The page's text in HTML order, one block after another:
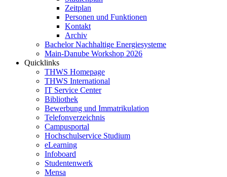
Zeitplan
Personen und Funktionen
Kontakt
Archiv
Bachelor Nachhaltige Energiesysteme
Main-Danube Workshop 2026
Quicklinks
THWS Homepage
THWS International
IT Service Center
Bibliothek
Bewerbung und Immatrikulation
Telefonverzeichnis
Campusportal
Hochschulservice Studium
eLearning
Infoboard
Studentenwerk
Mensa